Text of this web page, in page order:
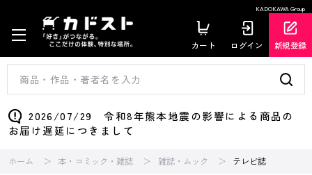
KADOKAWA Group
カート ログイン 新規登録
2026/07/29 令和8年熊本地震の影響による商品の
お届け遅延につきまして
ホーム 本・コミック・雑誌 雑誌・ムック テレビ誌